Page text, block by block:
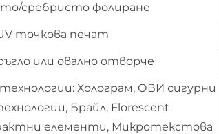
сребристо фолиране
точкова печат
или овално отворче
Холограм, ОВИ сигурни
Брайл, Florescent
елементи, Микротекстова